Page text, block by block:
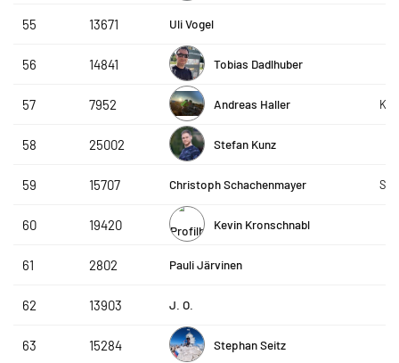
55 13671 Uli Vogel
56 14841 Tobias Dadlhuber
57 7952 Andreas Haller
58 25002 Stefan Kunz
59 15707 Christoph Schachenmayer
60 19420 Kevin Kronschnabl
61 2802 Pauli Järvinen
62 13903 J. O.
63 15284 Stephan Seitz